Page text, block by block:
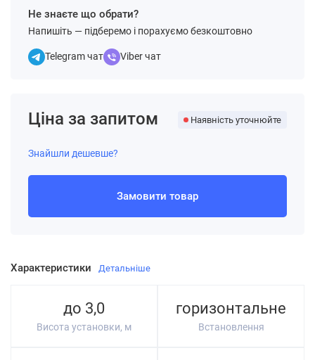
Не знаєте що обрати?
Напишіть — підберемо і порахуємо безкоштовно
Telegram чат Viber чат
Характеристики Детальніше
до 3,0
Висота установки, м
горизонтальне
Встановлення
Ціна за запитом Наявність уточнюйте
Знайшли дешевше?
Замовити товар